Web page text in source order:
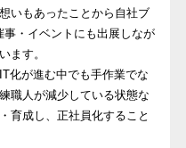
いもあったことから自社ブ
・イベントにも出展しなが
ます。
化が進む中でも手作業でな
職人が減少している状態な
育成し、正社員化すること